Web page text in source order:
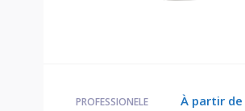
À partir de
PROFESSIONELE